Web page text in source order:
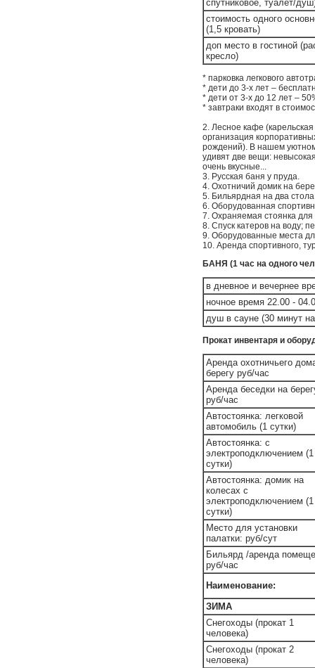
спутниковое, туалет/
стоимость одного
(1,5 кровать)
доп место в гостиной
кресло)
* парковка легкового
* дети до 3-х лет –
* дети от 3-х до 12 лет –
* завтраки входят в
2. Лесное кафе
организация
рождений). В нашем
удивят две вещи:
очень вкусные...
3. Русская баня у пруда.
4. Охотничий домик на
5. Бильярдная на два
6. Оборудованная
7. Охраняемая стоянка
8. Спуск катеров на воду;
9. Оборудованные места
10. Аренда спортивного,
БАНЯ (1 час на одного
в дневное и вечернее
ночное время 22.00 -
душ в сауне (30 минут
Прокат инвентаря и
Аренда охотничьего
берегу руб/час
Аренда беседки на
руб/час
Автостоянка: легковой
автомобиль (1 сутки)
Автостоянка: с
электроподключением (1
сутки)
Автостоянка: домик на
колесах с
электроподключением (1
сутки)
Место для установки
палатки: руб/сут
Бильярд /аренда
руб/час
Наименование:
ЗИМА
Снегоходы (прокат 1
человека)
Снегоходы (прокат 2
человека)